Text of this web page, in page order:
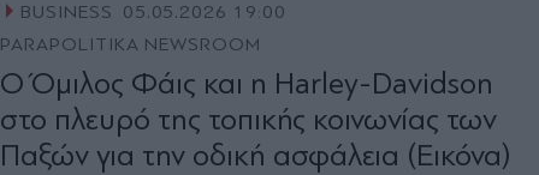
BUSINESS
05.05.2026 19:00
PARAPOLITIKA NEWSROOM
Ο Όμιλος Φάις και η Harley-Davidson
στο πλευρό της τοπικής κοινωνίας των
Παξών για την οδική ασφάλεια (Εικόνα)